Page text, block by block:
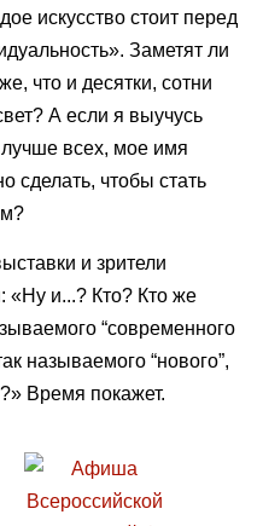
искусство стоит перед
Заметят ли
что и десятки, сотни
А если я выучусь
всех, мое имя
сделать, чтобы стать
и зрители
«Ну и...? Кто? Кто же
“современного
называемого “нового”,
Время покажет.